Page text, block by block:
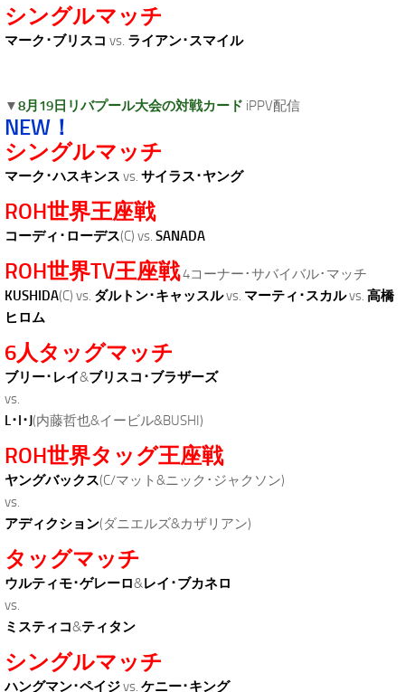
シングルマッチ
マーク･ブリスコ vs. ライアン･スマイル
▼8月19日リバプール大会の対戦カード iPPV配信
NEW！
シングルマッチ
マーク･ハスキンス vs. サイラス･ヤング
ROH世界王座戦
コーディ･ローデス(C) vs. SANADA
ROH世界TV王座戦4コーナー･サバイバル･マッチ
KUSHIDA(C) vs. ダルトン･キャッスルvs. マーティ･スカルvs. 高橋
ヒロム
6人タッグマッチ
ブリー･レイ&ブリスコ･ブラザーズ
vs.
L･I･J(内藤哲也&イービル&BUSHI)
ROH世界タッグ王座戦
ヤングバックス(C/マット&ニック･ジャクソン)
vs.
アディクション(ダニエルズ&カザリアン)
タッグマッチ
ウルティモ･ゲレーロ&レイ･ブカネロ
vs.
ミスティコ&ティタン
シングルマッチ
ハングマン･ペイジvs. ケニー･キング